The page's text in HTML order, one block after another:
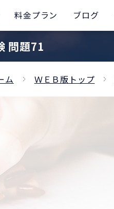
料金プラン ブログ
問題71
ム ＷＥＢ版トップ